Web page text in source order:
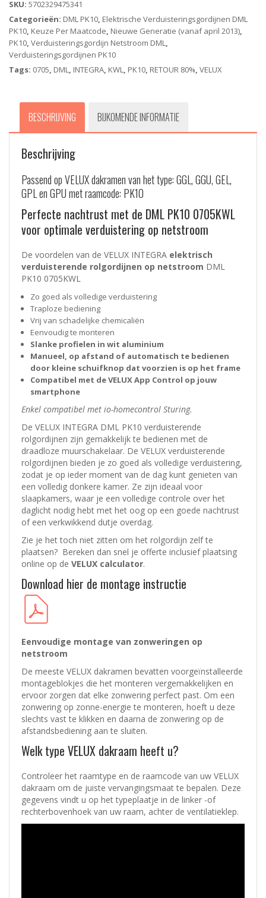
Grijs
(Op
Netstroom)
-
White
Line
SKU: 5702329475341
Categorieën: DML PK10, Elektrische Verduisteringsgordijnen DML
PK10, Keuze Per Maatcode, Nieuwe Generatie (vanaf april 2013),
PK10, Verduisteringsgordijn Netstroom DML,
Verduisteringsgordijnen PK10
Tags: 0705, DML, INTEGRA, KWL, PK10, RETOUR 80%, VELUX
BESCHRIJVING BIJKOMENDE INFORMATIE
Beschrijving
Passend op VELUX dakramen van het type: GGL, GGU, GEL,
GPL en GPU met raamcode: PK10
Perfecte nachtrust met de DML PK10 0705KWL
voor optimale verduistering op netstroom
De voordelen van de VELUX INTEGRA elektrisch
verduisterende rolgordijnen op netstroom DML
PK10 0705KWL
Zo goed als volledige verduistering
Traploze bediening
Vrij van schadelijke chemicaliën
Eenvoudig te monteren
Slanke profielen in wit aluminium
Manueel, op afstand of automatisch te bedienen
door kleine schuifknop dat voorzien is op het frame
Compatibel met de VELUX App Control op jouw
smartphone
Enkel compatibel met io-homecontrol Sturing.
De VELUX INTEGRA DML PK10 verduisterende
rolgordijnen zijn gemakkelijk te bedienen met de
draadloze muurschakelaar. De VELUX verduisterende
rolgordijnen bieden je zo goed als volledige verduistering,
zodat je op ieder moment van de dag kunt genieten van
een volledig donkere kamer. Ze zijn ideaal voor
slaapkamers, waar je een volledige controle over het
daglicht nodig hebt met het oog op een goede nachtrust
of een verkwikkend dutje overdag.
Zie je het toch niet zitten om het rolgordijn zelf te
plaatsen? Bereken dan snel je offerte inclusief plaatsing
online op de VELUX calculator.
Download hier de montage instructie
Eenvoudige montage van zonweringen op
netstroom
De meeste VELUX dakramen bevatten voorgeïnstalleerde
montageblokjes die het monteren vergemakkelijken en
ervoor zorgen dat elke zonwering perfect past. Om een
zonwering op zonne-energie te monteren, hoeft u deze
slechts vast te klikken en daarna de zonwering op de
afstandsbediening aan te sluiten.
Welk type VELUX dakraam heeft u?
Controleer het raamtype en de raamcode van uw VELUX
dakraam om de juiste vervangingsmaat te bepalen. Deze
gegevens vindt u op het typeplaatje in de linker -of
rechterbovenhoek van uw raam, achter de ventilatieklep.